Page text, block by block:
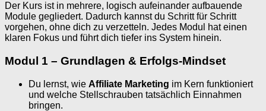
Der Kurs ist in mehrere, logisch aufeinander aufbauende
Module gegliedert. Dadurch kannst du Schritt für Schritt
vorgehen, ohne dich zu verzetteln. Jedes Modul hat einen
klaren Fokus und führt dich tiefer ins System hinein.
Modul 1 – Grundlagen & Erfolgs-Mindset
Du lernst, wie Affiliate Marketing im Kern funktioniert
und welche Stellschrauben tatsächlich Einnahmen
bringen.